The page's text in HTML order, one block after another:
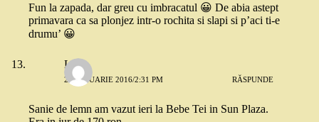
Fun la zapada, dar greu cu imbracatul 😀 De abia astept
primavara ca sa plonjez intr-o rochita si slapi si p’aci ti-e
drumu’ 😀
Ligia
22 IANUARIE 2016/2:31 PM RĂSPUNDE
Sanie de lemn am vazut ieri la Bebe Tei in Sun Plaza.